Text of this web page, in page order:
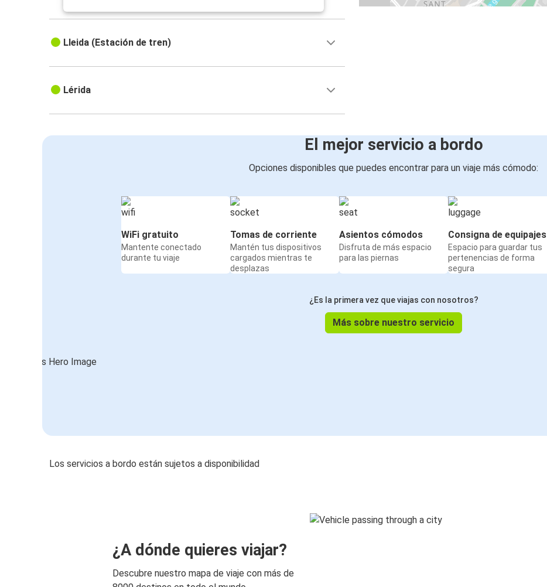
Lleida (Estación de tren)
Lérida
El mejor servicio a bordo
Opciones disponibles que puedes encontrar para un viaje más cómodo:
WiFi gratuito
Mantente conectado
durante tu viaje
Tomas de corriente
Mantén tus dispositivos
cargados mientras te
desplazas
Asientos cómodos
Disfruta de más espacio
para las piernas
Consigna de equipajes
Espacio para guardar tus
pertenencias de forma
segura
¿Es la primera vez que viajas con nosotros?
Más sobre nuestro servicio
Los servicios a bordo están sujetos a disponibilidad
¿A dónde quieres viajar?
Descubre nuestro mapa de viaje con más de